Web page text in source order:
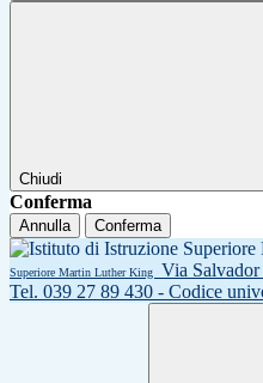
Chiudi
Conferma
Annulla Conferma
Superiore Martin Luther King
Via
Tel. 039 27 89 430 - Codice